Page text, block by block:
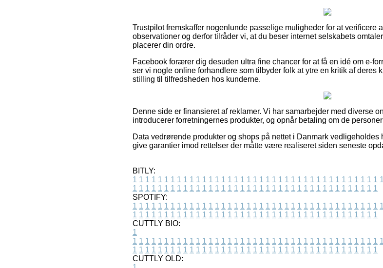
Trustpilot fremskaffer nogenlunde passelige muligheder for at
observationer og derfor tilråder vi, at du beser internet selskabets
placerer din ordre.
Facebook forærer dig desuden ultra fine chancer for at få en idé om e-
ser vi nogle online forhandlere som tilbyder folk at ytre en kritik af deres
stilling til tilfredsheden hos kunderne.
Denne side er finansieret af reklamer. Vi har samarbejder med diverse
introducerer forretningernes produkter, og opnår betaling om de
Data vedrørende produkter og shops på nettet i Danmark vedligeholdes
give garantier imod rettelser der måtte være realiseret siden seneste
BITLY:
1 1 1 1 1 1 1 1 1 1 1 1 1 1 1 1 1 1 1 1 1 1 1 1 1 1 1 1 1 1 1 1 1 1 1 1 1 1 1 1
1 1 1 1 1 1 1 1 1 1 1 1 1 1 1 1 1 1 1 1 1 1 1 1 1 1 1 1 1 1 1 1 1 1 1 1 1 1 1
SPOTIFY:
1 1 1 1 1 1 1 1 1 1 1 1 1 1 1 1 1 1 1 1 1 1 1 1 1 1 1 1 1 1 1 1 1 1 1 1 1 1 1 1
1 1 1 1 1 1 1 1 1 1 1 1 1 1 1 1 1 1 1 1 1 1 1 1 1 1 1 1 1 1 1 1 1 1 1 1 1 1 1
CUTTLY BIO:
1
1 1 1 1 1 1 1 1 1 1 1 1 1 1 1 1 1 1 1 1 1 1 1 1 1 1 1 1 1 1 1 1 1 1 1 1 1 1 1 1
1 1 1 1 1 1 1 1 1 1 1 1 1 1 1 1 1 1 1 1 1 1 1 1 1 1 1 1 1 1 1 1 1 1 1 1 1 1 1
CUTTLY OLD: